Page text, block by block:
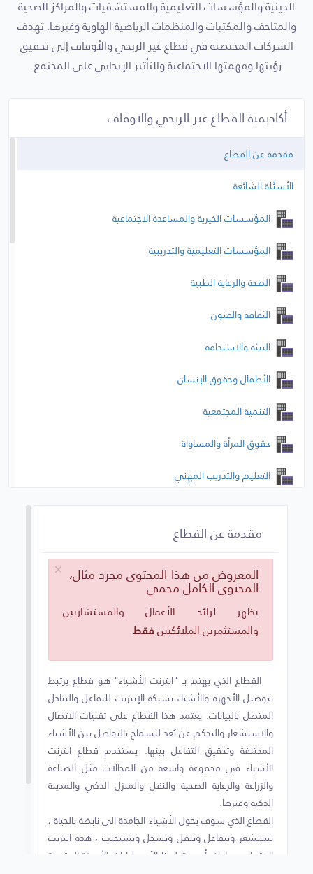
الدينية والمؤسسات التعليمية والمستشفيات والمراكز الصحية
والمتاحف والمكتبات والمنظمات الرياضية الهاوية وغيرها. تهدف
الشركات المحتضنة في قطاع غير الربحي والأوقاف إلى تحقيق
رؤيتها ومهمتها الاجتماعية والتأثير الإيجابي على المجتمع.
أكاديمية القطاع غير الربحي والاوقاف
مقدمة عن القطاع
الأسئلة الشائعة
المؤسسات الخيرية والمساعدة الاجتماعية
المؤسسات التعليمية والتدريبية
الصحة والرعاية الطبية
الثقافة والفنون
البيئة والاستدامة
الأطفال وحقوق الإنسان
التنمية المجتمعية
حقوق المرأة والمساواة
التعليم والتدريب المهني
التنمية الاقتصادية وريادة الأعمال الاجتماعية
الإغاثة الإنسانية والطوارئ
مصنع أفكار القطاع
التقاطع مع التقنية
خدمات القطاع للأفراد
خدمات القطاع للأعمال
تقاطع القطاع مع الرؤية
تقاطع القطاع مع التنمية المستدامة
شركاتنا التابعة للقطاع
مقدمة عن القطاع
المعروض من هذا المحتوى مجرد مثال،
المحتوى الكامل محمي
يظهر لرائد الأعمال والمستشاريين
والمستثمرين الملائكيينفقط
القطاع الذي يهتم بـ "انترنت الأشياء" هو قطاع يرتبط
بتوصيل الأجهزة والأشياء بشبكة الإنترنت للتفاعل والتبادل
المتصل بالبيانات. يعتمد هذا القطاع على تقنيات الاتصال
والاستشعار والتحكم عن بُعد للسماح بالتواصل بين الأشياء
المختلفة وتحقيق التفاعل بينها. يستخدم قطاع انترنت
الأشياء في مجموعة واسعة من المجالات مثل الصناعة
والزراعة والرعاية الصحية والنقل والمنزل الذكي والمدينة
الذكية وغيرها.
القطاع الذي سوف يحول الأشياء الجامدة الى نابضة بالحياة ،
تستشعر وتتفاعل وتنقل وتسجل وتستجيب ، هذه انترنت
الاشياء ببساطة. أصبحت لدينا الآن مليارات الأجهزة المتصلة